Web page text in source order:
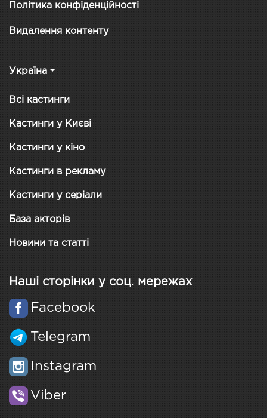
Політика конфіденційності
Видалення контенту
Україна
Всі кастинги
Кастинги у Києві
Кастинги у кіно
Кастинги в рекламу
Кастинги у серіали
База акторів
Новини та статті
Наші сторінки у соц. мережах
Facebook
Telegram
Instagram
Viber